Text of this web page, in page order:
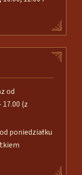
od
(z
poniedziałku